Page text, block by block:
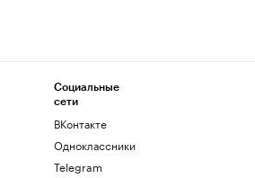
Социальные
сети
ВКонтакте
Одноклассники
Telegram